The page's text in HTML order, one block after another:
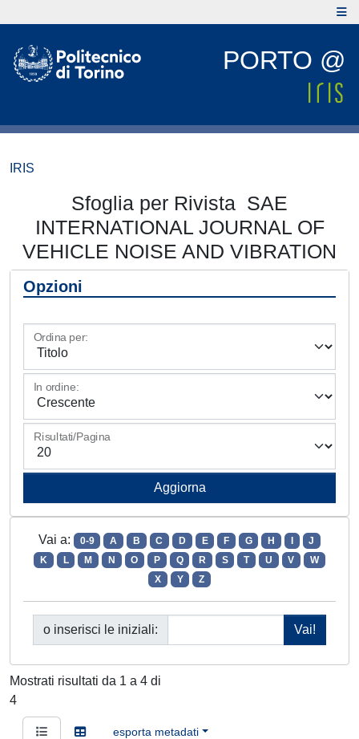
PORTO @
IRIS
Sfoglia per Rivista SAE
INTERNATIONAL JOURNAL OF
VEHICLE NOISE AND VIBRATION
Opzioni
Ordina per:
In ordine:
Risultati/Pagina
Vai a: 0-9 A B C D E F G H
J
K
L M N O P Q R S T U V
W
X
Y Z
o inserisci le iniziali:
Mostrati risultati da 1 a 4 di
4
esporta metadati